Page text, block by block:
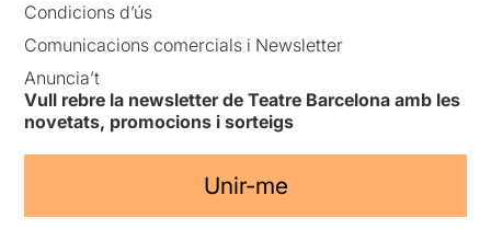
Condicions d’ús
Comunicacions comercials i Newsletter
Anuncia’t
Vull rebre la newsletter de Teatre Barcelona amb les
novetats, promocions i sorteigs
Unir-me